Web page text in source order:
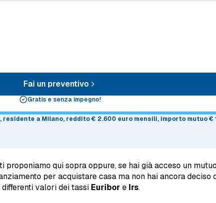
Fai un preventivo
Gratis e senza impegno!
residente a Milano, reddito € 2.600 euro mensili, importo mutuo€
proponiamo qui sopra oppure, se hai già acceso un
per acquistare casa ma non hai ancora
valori dei tassi Euribor e Irs.